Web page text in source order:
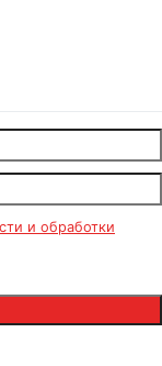
и обработки